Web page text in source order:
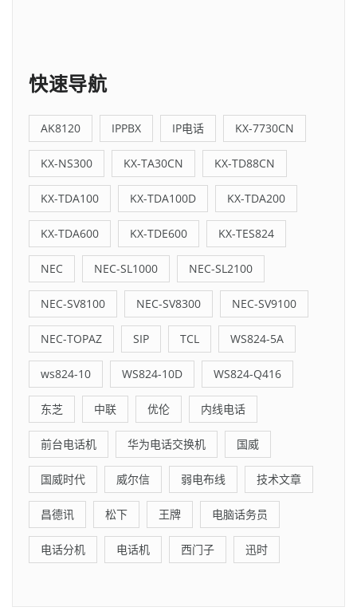
快速导航
AK8120 IPPBX IP电话 KX-7730CN
KX-NS300 KX-TA30CN KX-TD88CN
KX-TDA100 KX-TDA100D KX-TDA200
KX-TDA600 KX-TDE600 KX-TES824
NEC NEC-SL1000 NEC-SL2100
NEC-SV8100 NEC-SV8300 NEC-SV9100
NEC-TOPAZ SIP TCL WS824-5A
ws824-10 WS824-10D WS824-Q416
东芝 中联 优伦 内线电话
前台电话机 华为电话交换机 国威
国威时代 威尔信 弱电布线 技术文章
昌德讯 松下 王牌 电脑话务员
电话分机 电话机 西门子 迅时